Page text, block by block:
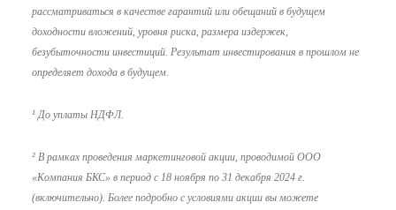
рассматриваться в качестве гарантий или обещаний в будущем
доходности вложений, уровня риска, размера издержек,
безубыточности инвестиций. Результат инвестирования в прошлом не
определяет дохода в будущем.
¹ До уплаты НДФЛ.
² В рамках проведения маркетинговой акции, проводимой ООО
«Компания БКС» в период с 18 ноября по 31 декабря 2024 г.
(включительно). Более подробно с условиями акции вы можете